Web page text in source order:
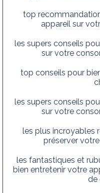
top
appareil sur
les supers conseils
sur votre
top conseils pour
les supers conseils
sur votre
les plus incroyables
préserver
les fantastiques et
bien entretenir votre
de